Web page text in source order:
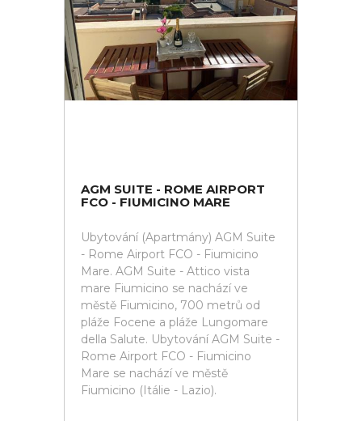
AGM SUITE - ROME AIRPORT
FCO - FIUMICINO MARE
Ubytování (Apartmány) AGM Suite
- Rome Airport FCO - Fiumicino
Mare. AGM Suite - Attico vista
mare Fiumicino se nachází ve
městě Fiumicino, 700 metrů od
pláže Focene a pláže Lungomare
della Salute. Ubytování AGM Suite -
Rome Airport FCO - Fiumicino
Mare se nachází ve městě
Fiumicino (Itálie - Lazio).